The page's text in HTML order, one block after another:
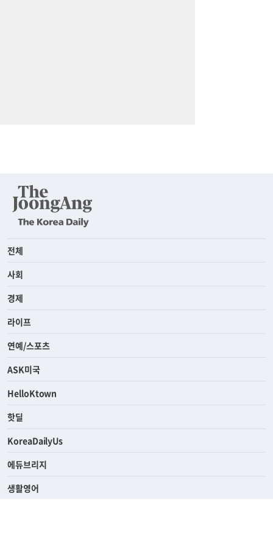
전체
사회
경제
라이프
연예/스포츠
ASK미국
HelloKtown
핫딜
KoreaDailyUs
에듀브리지
생활영어